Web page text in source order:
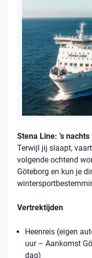
Stena Line: ’s
Terwijl jij slaapt,
volgende ochtend
Göteborg en kun je
Vertrektijden
Heenreis (eigen
uur – Aankomst
dag)